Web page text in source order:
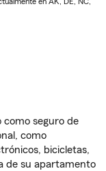
como seguro de
como
bicicletas,
de su apartamento